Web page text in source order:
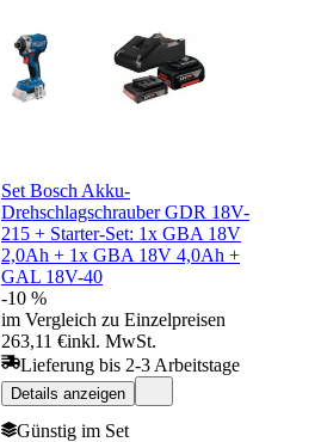
Set Bosch Akku-
Drehschlagschrauber GDR 18V-
215 + Starter-Set: 1x GBA 18V
2,0Ah + 1x GBA 18V 4,0Ah +
GAL 18V-40
-10 %
im Vergleich zu Einzelpreisen
263,11 €inkl. MwSt.
Lieferung bis 2-3 Arbeitstage
Details anzeigen
Günstig im Set